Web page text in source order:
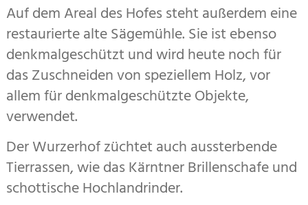
Auf dem Areal des Hofes steht außerdem eine
res­tau­rierte alte Sägemühle. Sie ist ebenso
denkmal­ge­schützt und wird heute noch für
das Zuschneiden von speziellem Holz, vor
allem für denkmalgeschützte Objekte,
verwendet.
Der Wurzerhof züchtet auch aussterbende
Tierrassen, wie das Kärntner Brillenschafe und
schottische Hoch­land­rinder.